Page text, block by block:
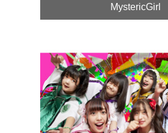
MystericGirl